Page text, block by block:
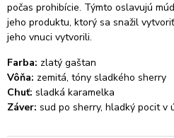
počas prohibície. Týmto oslavujú
jeho produktu, ktorý sa snažil
jeho vnuci vytvorili.
Farba: zlatý gaštan
Vôňa: zemitá, tóny sladkého sherry
Chuť: sladká karamelka
Záver: sud po sherry, hladký pocit v